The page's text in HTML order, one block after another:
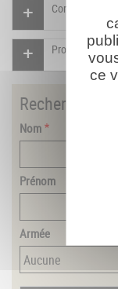
Compléter la
Proposer un
Rechercher
Nom
Prénom
Armée
ce